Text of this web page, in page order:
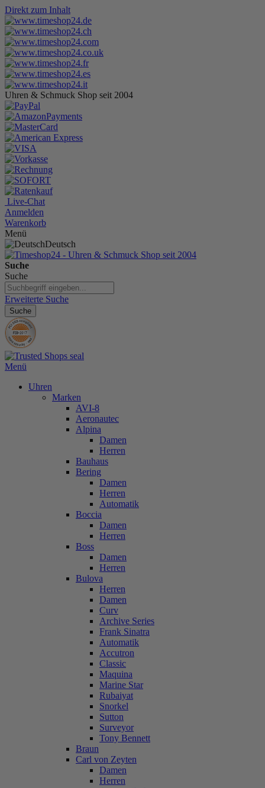
Direkt zum Inhalt
Uhren & Schmuck Shop seit 2004
Live-Chat
Anmelden
Warenkorb
Menü
Deutsch
Suche
Suche
Erweiterte Suche
Suche
Menü
Uhren
Marken
AVI-8
Aeronautec
Alpina
Damen
Herren
Bauhaus
Bering
Damen
Herren
Automatik
Boccia
Damen
Herren
Boss
Damen
Herren
Bulova
Herren
Damen
Curv
Archive Series
Frank Sinatra
Automatik
Accutron
Classic
Maquina
Marine Star
Rubaiyat
Snorkel
Sutton
Surveyor
Tony Bennett
Braun
Carl von Zeyten
Damen
Herren